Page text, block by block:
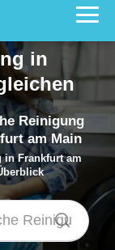
in
Reinigung
am Main
in Frankfurt am